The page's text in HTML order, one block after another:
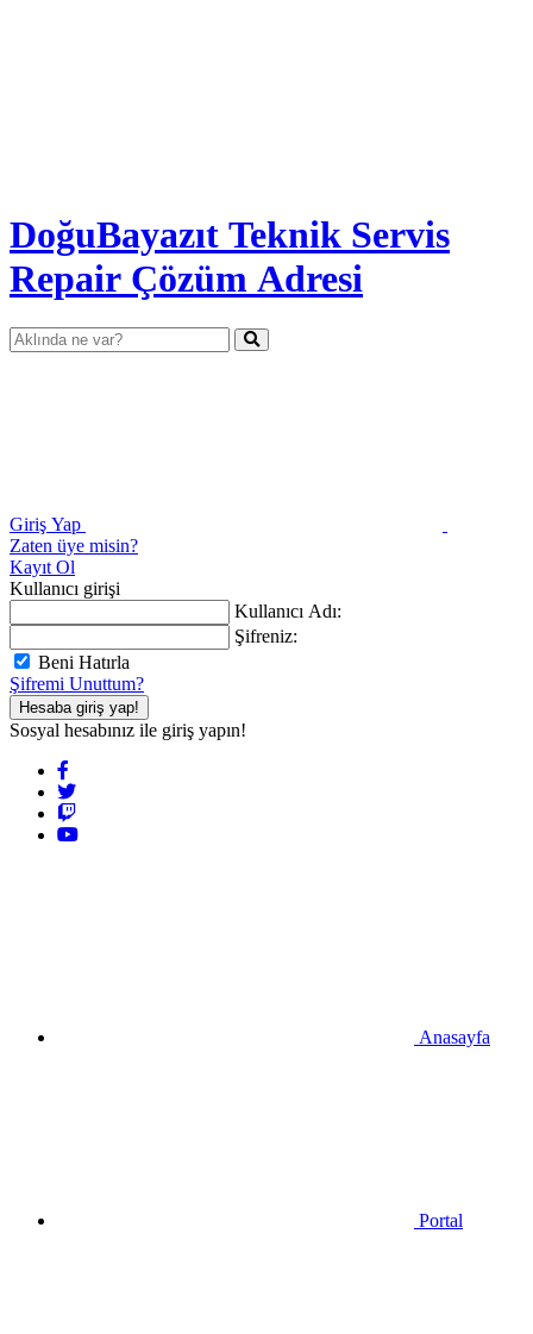
DoğuBayazıt Teknik Servis
Repair Çözüm Adresi
Giriş Yap
Zaten üye misin?
Kayıt Ol
Kullanıcı girişi
Kullanıcı Adı:
Şifreniz:
Beni Hatırla
Şifremi Unuttum?
Hesaba giriş yap!
Sosyal hesabınız ile giriş yapın!
Anasayfa
Portal